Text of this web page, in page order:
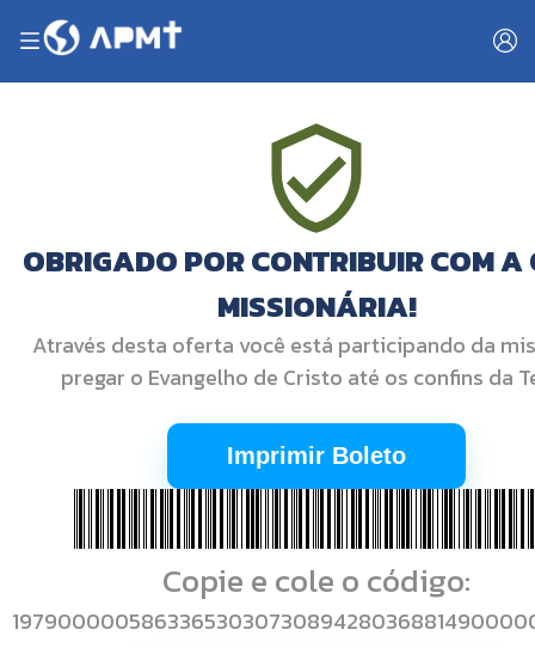
OBRIGADO POR CONTRIBUIR COM A
MISSIONÁRIA!
Através desta oferta você está participando da
pregar o Evangelho de Cristo até os confins da
Imprimir Boleto
Copie e cole o código: